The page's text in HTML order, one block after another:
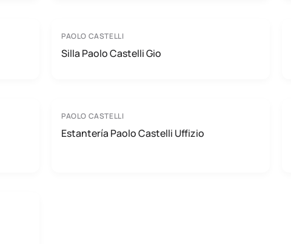
PAOLO CASTELLI
Silla Paolo Castelli Gio
PAOLO CASTELLI
Estantería Paolo Castelli Uffizio